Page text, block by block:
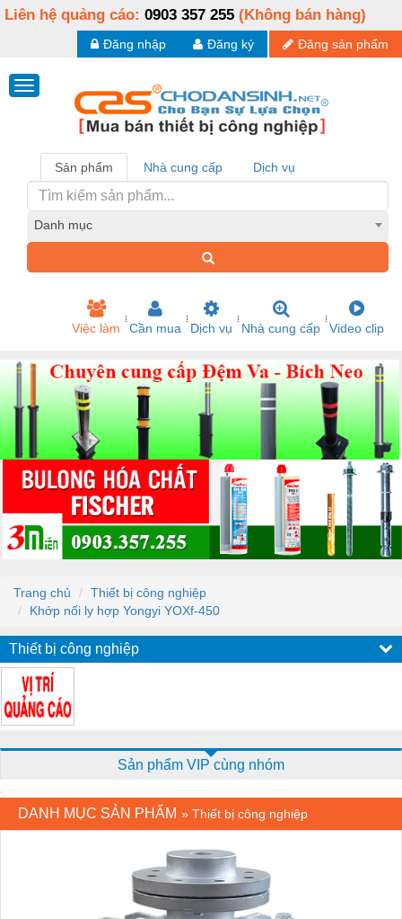
Liên hệ quảng cáo: 0903 357 255 (Không bán hàng)
Đăng sản phẩm
Đăng ký
Đăng nhập
Sản phẩm Nhà cung cấp Dịch vụ
Danh mục
Việc làm Cần mua Dịch vụ Nhà cung cấp Video clip
Trang chủ
Thiết bị công nghiệp
Khớp nối ly hợp Yongyi YOXf-450
Thiết bị công nghiệp
Sản phẩm VIP cùng nhóm
DANH MỤC SẢN PHẨM » Thiết bị công nghiệp